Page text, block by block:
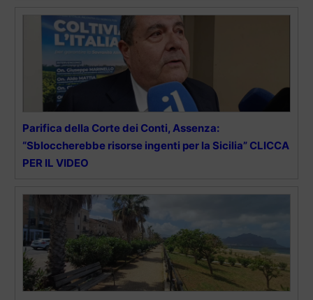
Parifica della Corte dei Conti, Assenza:
“Sbloccherebbe risorse ingenti per la Sicilia” CLICCA
PER IL VIDEO